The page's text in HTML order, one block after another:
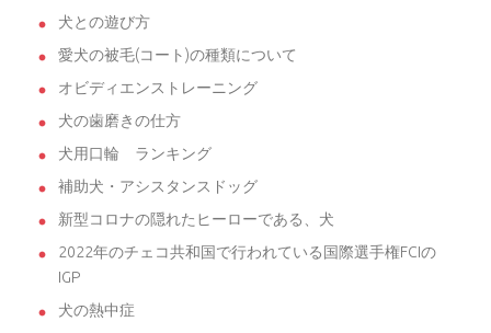
犬との遊び方
愛犬の被毛(コート)の種類について
オビディエンストレーニング
犬の歯磨きの仕方
犬用口輪 ランキング
補助犬・アシスタンスドッグ
新型コロナの隠れたヒーローである、犬
2022年のチェコ共和国で行われている国際選手権FCIの
IGP
犬の熱中症